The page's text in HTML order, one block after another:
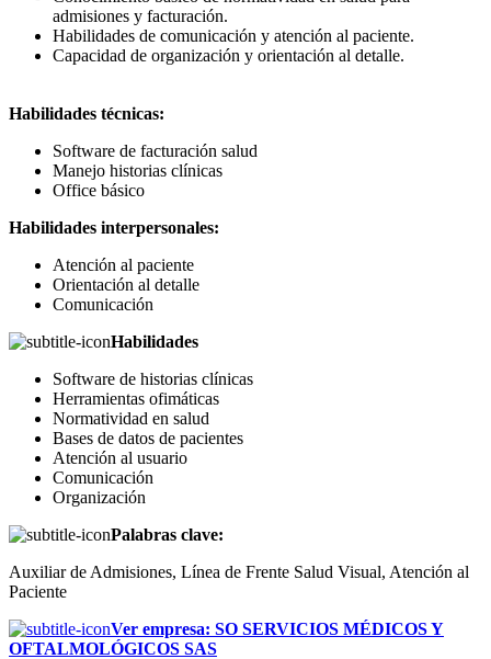
admisiones y facturación.
Habilidades de comunicación y atención al paciente.
Capacidad de organización y orientación al detalle.
Habilidades técnicas:
Software de facturación salud
Manejo historias clínicas
Office básico
Habilidades interpersonales:
Atención al paciente
Orientación al detalle
Comunicación
Habilidades
Software de historias clínicas
Herramientas ofimáticas
Normatividad en salud
Bases de datos de pacientes
Atención al usuario
Comunicación
Organización
Palabras clave:
Auxiliar de Admisiones, Línea de Frente Salud Visual, Atención al
Paciente
Ver empresa: SO SERVICIOS MÉDICOS Y
OFTALMOLÓGICOS SAS